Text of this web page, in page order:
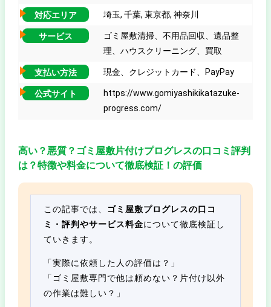
対応エリア 埼玉, 千葉, 東京都, 神奈川
サービス
ゴミ屋敷清掃、不用品回収、遺品整
理、ハウスクリーニング、買取
支払い方法 現金、クレジットカード、PayPay
公式サイト
https://www.gomiyashikikatazuke-
progress.com/
高い？悪質？ゴミ屋敷片付けプログレスの口コミ評判
は？特徴や料金について徹底検証！の評価
この記事では、
ゴミ屋敷プログレスの口コ
ミ・評判やサービス料金について徹底検証し
ていきます。
「実際に依頼した人の評価は？」
「ゴミ屋敷専門で他は頼めない？片付け以外
の作業は難しい？」